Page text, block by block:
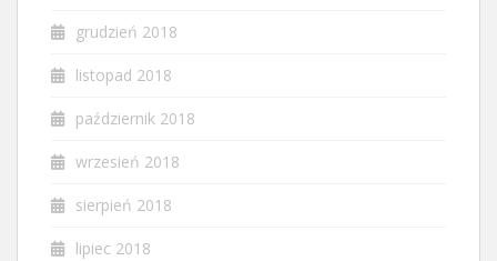
grudzień 2018
listopad 2018
październik 2018
wrzesień 2018
sierpień 2018
lipiec 2018